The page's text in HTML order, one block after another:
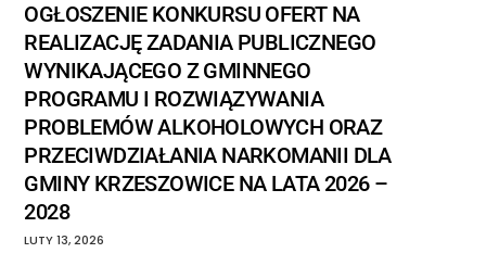
OGŁOSZENIE KONKURSU OFERT NA
REALIZACJĘ ZADANIA PUBLICZNEGO
WYNIKAJĄCEGO Z GMINNEGO
PROGRAMU I ROZWIĄZYWANIA
PROBLEMÓW ALKOHOLOWYCH ORAZ
PRZECIWDZIAŁANIA NARKOMANII DLA
GMINY KRZESZOWICE NA LATA 2026 –
2028
LUTY 13,2026